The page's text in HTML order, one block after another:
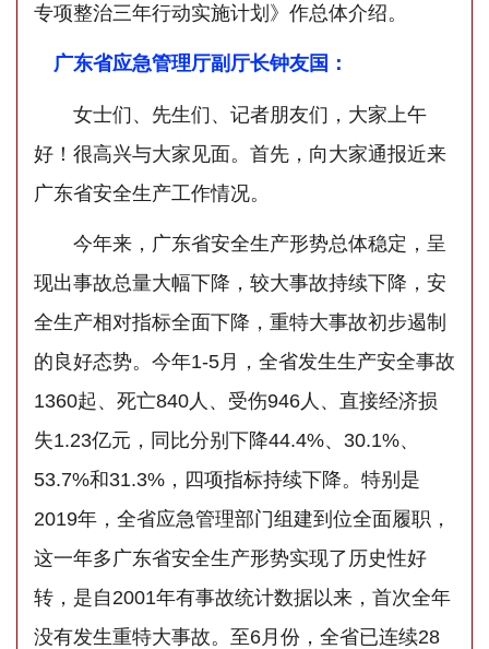
专项整治三年行动实施计划》作总体介绍。
广东省应急管理厅副厅长钟友国：
女士们、先生们、记者朋友们，大家上午
好！很高兴与大家见面。首先，向大家通报近来
广东省安全生产工作情况。
今年来，广东省安全生产形势总体稳定，呈
现出事故总量大幅下降，较大事故持续下降，安
全生产相对指标全面下降，重特大事故初步遏制
的良好态势。今年1-5月，全省发生生产安全事故
1360起、死亡840人、受伤946人、直接经济损
失1.23亿元，同比分别下降44.4%、30.1%、
53.7%和31.3%，四项指标持续下降。特别是
2019年，全省应急管理部门组建到位全面履职，
这一年多广东省安全生产形势实现了历史性好
转，是自2001年有事故统计数据以来，首次全年
没有发生重特大事故。至6月份，全省已连续28